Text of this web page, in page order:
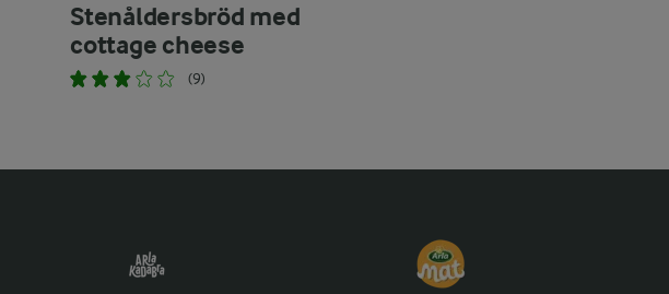
Stenåldersbröd med
cottage cheese
(9)